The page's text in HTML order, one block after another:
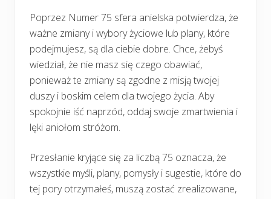
Poprzez Numer 75 sfera anielska potwierdza, że
ważne zmiany i wybory życiowe lub plany, które
podejmujesz, są dla ciebie dobre. Chce, żebyś
wiedział, że nie masz się czego obawiać,
ponieważ te zmiany są zgodne z misją twojej
duszy i boskim celem dla twojego życia. Aby
spokojnie iść naprzód, oddaj swoje zmartwienia i
lęki aniołom stróżom.
Przesłanie kryjące się za liczbą 75 oznacza, że
wszystkie myśli, plany, pomysły i sugestie, które do
tej pory otrzymałeś, muszą zostać zrealizowane,